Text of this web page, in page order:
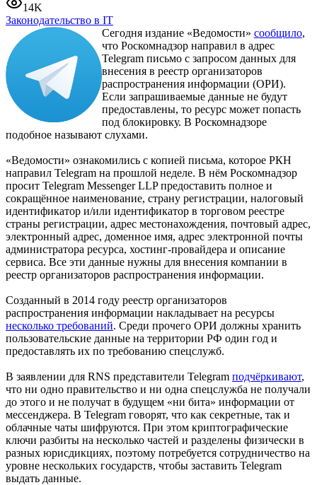
14K
Законодательство в IT
Сегодня издание «Ведомости» сообщило,
что Роскомнадзор направил в адрес
Telegram письмо с запросом данных для
внесения в реестр организаторов
распространения информации (ОРИ).
Если запрашиваемые данные не будут
предоставлены, то ресурс может попасть
под блокировку. В Роскомнадзоре
подобное называют слухами.
«Ведомости» ознакомились с копией письма, которое РКН
направил Telegram на прошлой неделе. В нём Роскомнадзор
просит Telegram Messenger LLP предоставить полное и
сокращённое наименование, страну регистрации, налоговый
идентификатор и/или идентификатор в торговом реестре
страны регистрации, адрес местонахождения, почтовый адрес,
электронный адрес, доменное имя, адрес электронной почты
администратора ресурса, хостинг-провайдера и описание
сервиса. Все эти данные нужны для внесения компании в
реестр организаторов распространения информации.
Созданный в 2014 году реестр организаторов
распространения информации накладывает на ресурсы
несколько требований. Среди прочего ОРИ должны хранить
пользовательские данные на территории РФ один год и
предоставлять их по требованию спецслужб.
В заявлении для RNS представители Telegram подчёркивают,
что ни одно правительство и ни одна спецслужба не получали
до этого и не получат в будущем «ни бита» информации от
мессенджера. В Telegram говорят, что как секретные, так и
облачные чаты шифруются. При этом криптографические
ключи разбиты на несколько частей и разделены физически в
разных юрисдикциях, поэтому потребуется сотрудничество на
уровне нескольких государств, чтобы заставить Telegram
выдать данные.